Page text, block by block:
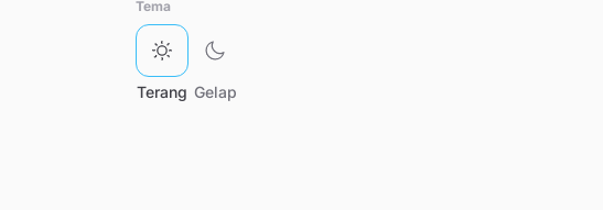
Tema
Terang Gelap